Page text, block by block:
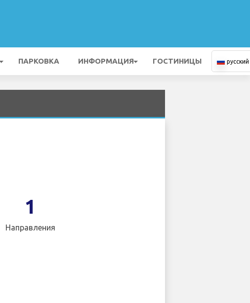
ПАРКОВКА ИНФОРМАЦИЯ ГОСТИНИЦЫ русский
1
Направления